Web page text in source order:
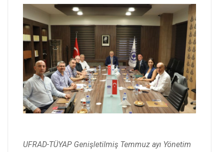
UFRAD-TÜYAP Genişletilmiş Temmuz ayı Yönetim